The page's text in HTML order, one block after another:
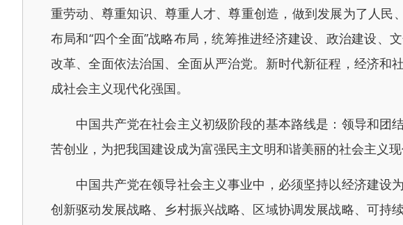
重劳动、尊重知识、尊重人才、尊重创造，做到发展为了人民
布局和“四个全面”战略布局，统筹推进经济建设、政治建设
改革、全面依法治国、全面从严治党。新时代新征程，经济和
成社会主义现代化强国。
中国共产党在社会主义初级阶段的基本路线是：领导和团
苦创业，为把我国建设成为富强民主文明和谐美丽的社会主义现
中国共产党在领导社会主义事业中，必须坚持以经济建设为
创新驱动发展战略、乡村振兴战略、区域协调发展战略、可持